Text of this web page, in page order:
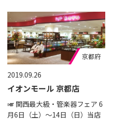
2019.09.26
イオンモール 京都店
🎺 関西最大級・管楽器フェア 6
月6日（土）〜14日（日）当店
京都府